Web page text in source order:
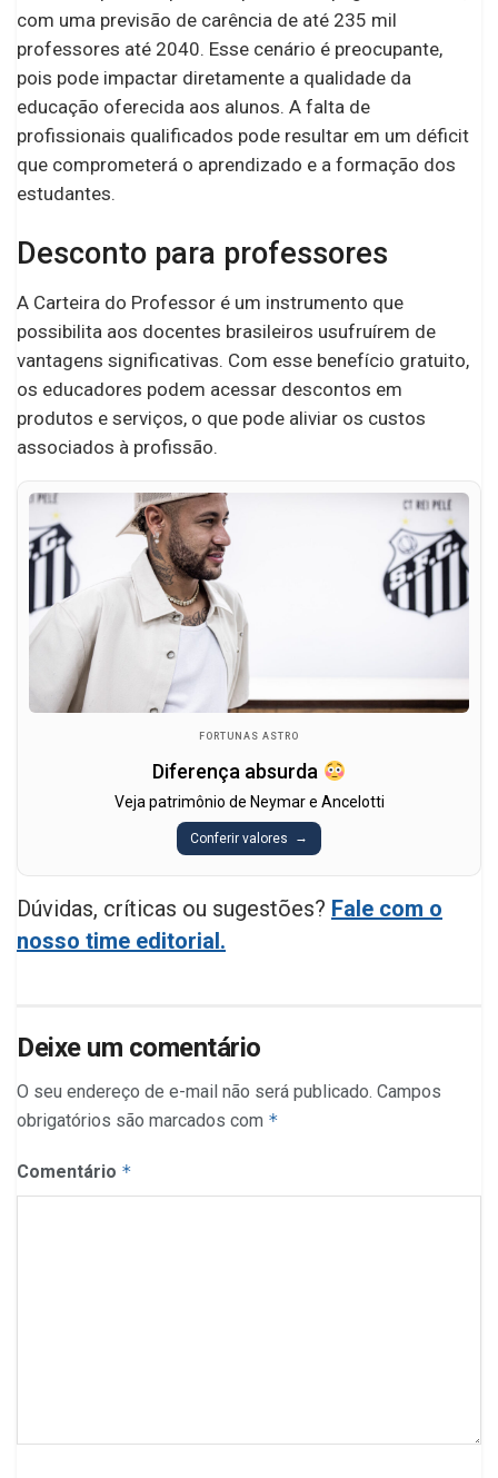
com uma previsão de carência de até 235 mil
professores até 2040. Esse cenário é preocupante,
pois pode impactar diretamente a qualidade da
educação oferecida aos alunos. A falta de
profissionais qualificados pode resultar em um déficit
que comprometerá o aprendizado e a formação dos
estudantes.
Desconto para professores
A Carteira do Professor é um instrumento que
possibilita aos docentes brasileiros usufruírem de
vantagens significativas. Com esse benefício gratuito,
os educadores podem acessar descontos em
produtos e serviços, o que pode aliviar os custos
associados à profissão.
FORTUNAS ASTRO
Diferença absurda
Veja patrimônio de Neymar e Ancelotti
Conferir valores
Dúvidas, críticas ou sugestões? Fale com o
nosso time editorial.
Deixe um comentário
O seu endereço de e-mail não será publicado. Campos
obrigatórios são marcados com *
Comentário *